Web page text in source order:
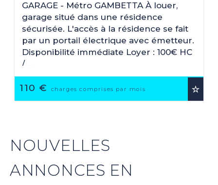
110 € charges comprises par mois
GARAGE - Métro GAMBETTA À louer,
garage situé dans une résidence
sécurisée. L'accès à la résidence se fait
par un portail électrique avec émetteur.
Disponibilité immédiate Loyer : 100€ HC
/ ...
NOUVELLES
ANNONCES EN